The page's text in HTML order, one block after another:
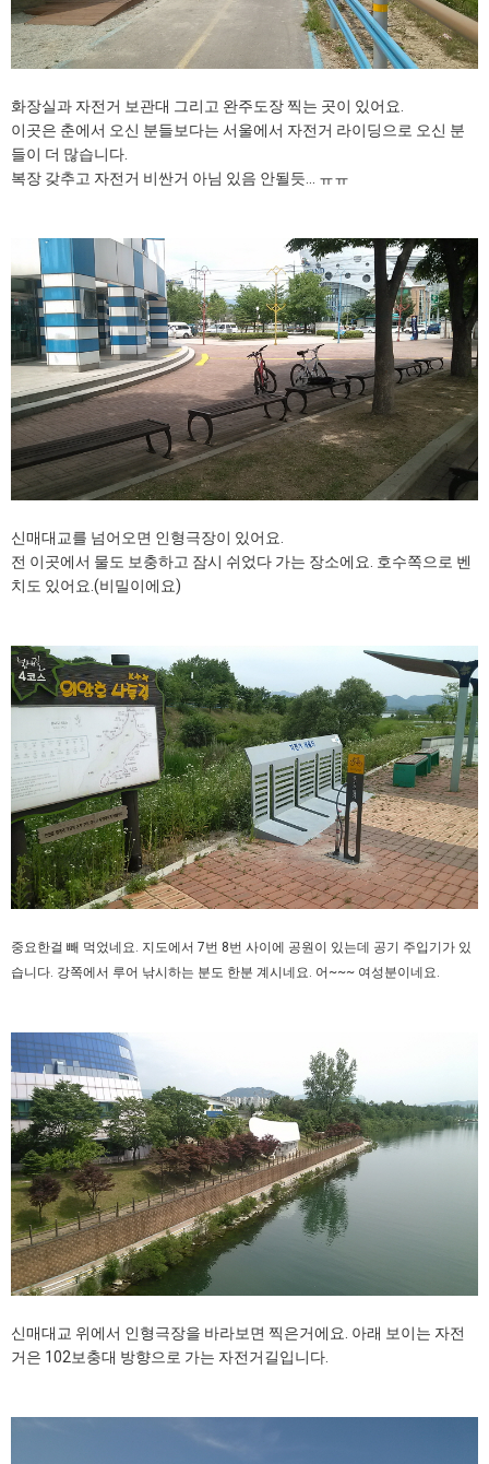
화장실과 자전거 보관대 그리고 완주도장 찍는 곳이 있어요.
이곳은 춘에서 오신 분들보다는 서울에서 자전거 라이딩으로 오신 분
들이 더 많습니다.
복장 갖추고 자전거 비싼거 아님 있음 안될듯... ㅠㅠ
신매대교를 넘어오면 인형극장이 있어요.
전 이곳에서 물도 보충하고 잠시 쉬었다 가는 장소에요. 호수쪽으로 벤
치도 있어요.(비밀이에요)
중요한걸 빼 먹었네요. 지도에서 7번 8번 사이에 공원이 있는데 공기 주입기가 있
습니다. 강쪽에서 루어 낚시하는 분도 한분 계시네요. 어~~~ 여성분이네요.
신매대교 위에서 인형극장을 바라보면 찍은거에요. 아래 보이는 자전
거은 102보충대 방향으로 가는 자전거길입니다.